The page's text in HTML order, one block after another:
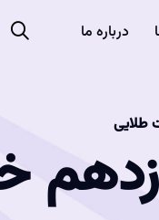
درباره ما